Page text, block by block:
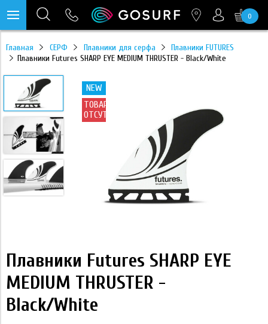
0
Главная СЕРФ Плавники для серфа
Плавники FUTURES
Плавники Futures SHARP EYE MEDIUM THRUSTER - Black/White
NEW
ТОВАР
ОТСУТСТВУЕТ
Плавники Futures SHARP EYE
MEDIUM THRUSTER -
Black/White
https://mc.yandex.ru/pixel/28467905289433451?rnd=%aw_random%